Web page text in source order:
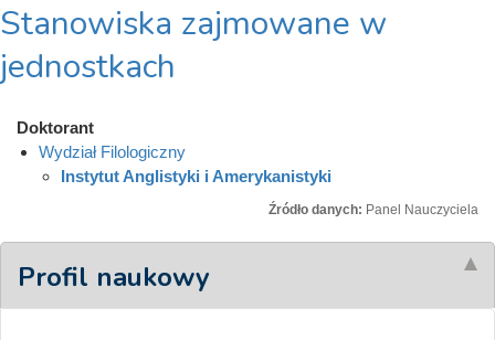
Stanowiska zajmowane w
jednostkach
Doktorant
Wydział Filologiczny
Instytut Anglistyki i Amerykanistyki
Źródło danych: Panel Nauczyciela
Profil naukowy